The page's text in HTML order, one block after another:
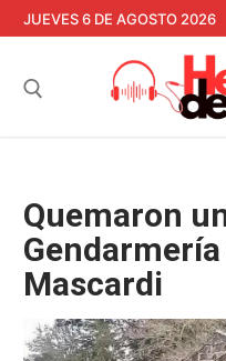
contenido
JUEVES 6 DE AGOSTO 2026
Quemaron
Mascardi